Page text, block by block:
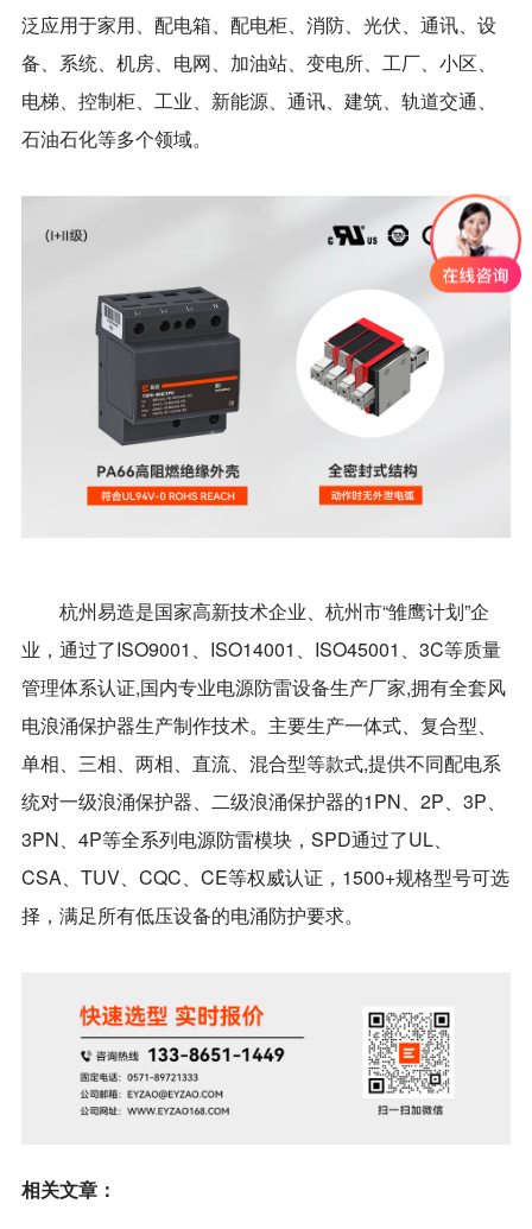
泛应用于家用、配电箱、配电柜、消防、光伏、通讯、设
备、系统、机房、电网、加油站、变电所、工厂、小区、
电梯、控制柜、工业、新能源、通讯、建筑、轨道交通、
石油石化等多个领域。
杭州易造是国家高新技术企业、杭州市“雏鹰计划”企
业，通过了ISO9001、ISO14001、ISO45001、3C等质量
管理体系认证,国内专业电源防雷设备生产厂家,拥有全套风
电浪涌保护器生产制作技术。主要生产一体式、复合型、
单相、三相、两相、直流、混合型等款式,提供不同配电系
统对一级浪涌保护器、二级浪涌保护器的1PN、2P、3P、
3PN、4P等全系列电源防雷模块，SPD通过了UL、
CSA、TUV、CQC、CE等权威认证，1500+规格型号可选
择，满足所有低压设备的电涌防护要求。
相关文章：